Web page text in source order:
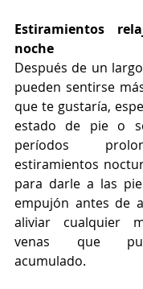
Estiramientos
noche
Después de un
pueden sentirse
que te gustaría,
estado de pie o
períodos
estiramientos
para darle a las
empujón antes de
aliviar cualquier
venas que
acumulado.